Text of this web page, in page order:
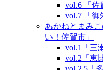
vol.6 「佐
vol.7 「御
あかねとまみ
い！佐賀市」
vol.1「三
vol.2「恵